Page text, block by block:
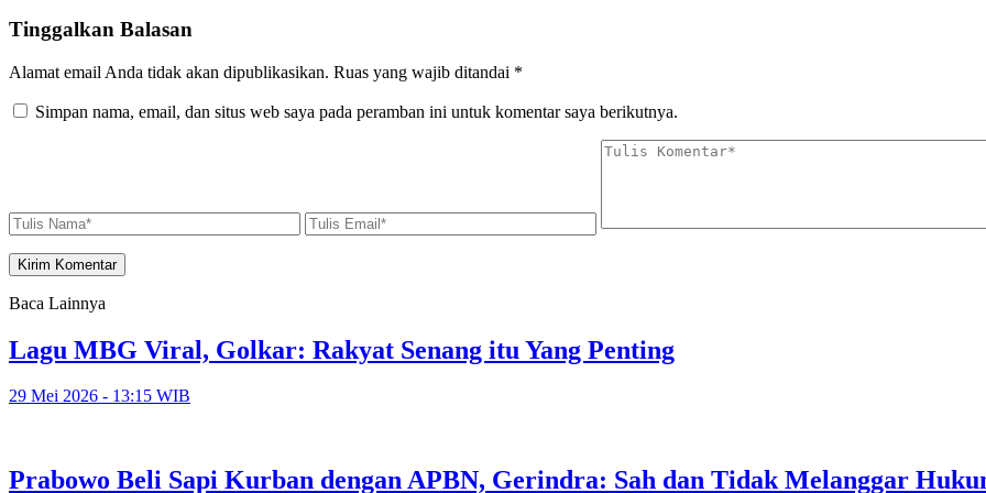
Tinggalkan Balasan
Alamat email Anda tidak akan dipublikasikan. Ruas yang wajib ditandai *
Simpan nama, email, dan situs web saya pada peramban ini untuk komentar saya berikutnya.
Baca Lainnya
Lagu MBG Viral, Golkar: Rakyat Senang itu Yang Penting
29 Mei 2026 - 13:15 WIB
Prabowo Beli Sapi Kurban dengan APBN, Gerindra: Sah dan Tidak Melanggar